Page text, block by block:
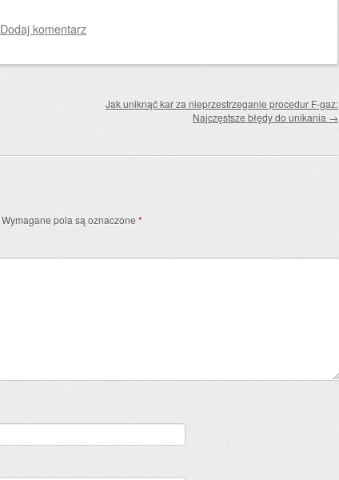
Dodaj komentarz
Jak uniknąć kar za nieprzestrzeganie procedur F-gaz:
Najczęstsze błędy do unikania →
Wymagane pola są oznaczone *